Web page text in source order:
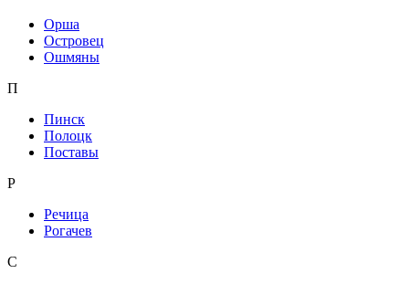
Орша
Островец
Ошмяны
П
Пинск
Полоцк
Поставы
Р
Речица
Рогачев
С